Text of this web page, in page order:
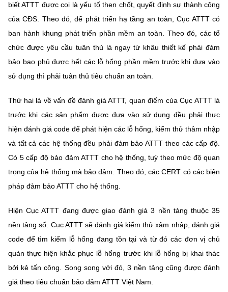
biết ATTT được coi là yếu tố then chốt, quyết định sự thành công
của CĐS. Theo đó, để phát triển hạ tầng an toàn, Cục ATTT có
ban hành khung phát triển phần mềm an toàn. Theo đó, các tổ
chức được yêu cầu tuân thủ là ngay từ khâu thiết kế phải đảm
bảo bao phủ được hết các lỗ hổng phần mềm trước khi đưa vào
sử dụng thì phải tuân thủ tiêu chuẩn an toàn.
Thứ hai là về vấn đề đánh giá ATTT, quan điểm của Cục ATTT là
trước khi các sản phẩm được đưa vào sử dụng đều phải thực
hiện đánh giá code để phát hiện các lỗ hổng, kiểm thử thâm nhập
và tất cả các hệ thống đều phải đảm bảo ATTT theo các cấp độ.
Có 5 cấp độ bảo đảm ATTT cho hệ thống, tuỳ theo mức độ quan
trọng của hệ thống mà bảo đảm. Theo đó, các CERT có các biện
pháp đảm bảo ATTT cho hệ thống.
Hiện Cục ATTT đang được giao đánh giá 3 nền tảng thuộc 35
nền tảng số. Cục ATTT sẽ đánh giá kiểm thử xâm nhập, đánh giá
code để tìm kiếm lỗ hổng đang tồn tại và từ đó các đơn vị chủ
quản thực hiện khắc phục lỗ hổng trước khi lỗ hổng bị khai thác
bởi kẻ tấn công. Song song với đó, 3 nền tảng cũng được đánh
giá theo tiêu chuẩn bảo đảm ATTT Việt Nam.